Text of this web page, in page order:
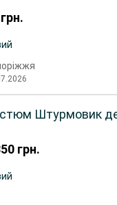
грн.
грн.
Штурмовик